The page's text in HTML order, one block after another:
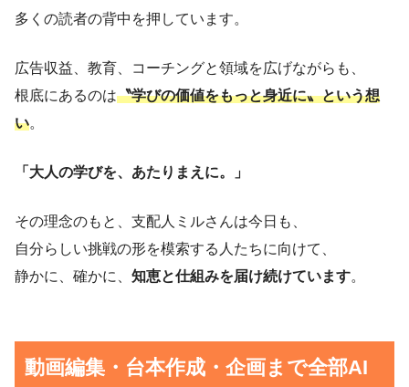
多くの読者の背中を押しています。
広告収益、教育、コーチングと領域を広げながらも、
根底にあるのは〝学びの価値をもっと身近に〟という想
い。
「大人の学びを、あたりまえに。」
その理念のもと、支配人ミルさんは今日も、
自分らしい挑戦の形を模索する人たちに向けて、
静かに、確かに、 知恵と仕組みを届け続けています。
動画編集・台本作成・企画まで全部AI